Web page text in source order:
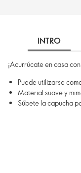
INTRO
¡Acurrúcate en casa
Puede utilizarse
Material suave y
Súbete la capucha